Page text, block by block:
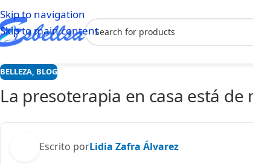
Skip to navigation
Skip to main content
BELLEZA, BLOG
La presoterapia en casa está de
Escrito porLidia Zafra Álvarez